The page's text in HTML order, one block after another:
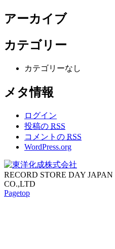
アーカイブ
カテゴリー
カテゴリーなし
メタ情報
ログイン
投稿の RSS
コメントの RSS
WordPress.org
RECORD STORE DAY
CO.,LTD
Pagetop